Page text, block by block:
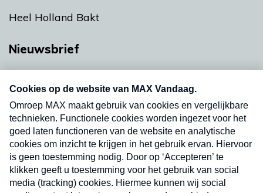
Heel Holland Bakt
Nieuwsbrief
nieuwsbrief. Elke vrijdag- en dinsdagochtend in
uw mailbox.
Verzend